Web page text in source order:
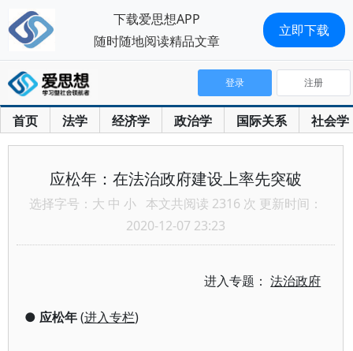
首页 法学 经济学 政治学 国际关系 社会学
登录 注册
应松年：在法治政府建设上率先突破
选择字号： 大 中 小 本文共阅读 2316 次 更新时间：
2020-12-07 23:23
进入专题：法治政府
● 应松年(进入专栏)
下载爱思想APP
随时随地阅读精品文章
立即下载